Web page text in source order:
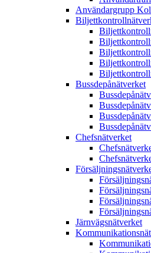
Användargrupp
Bussdepå­nätverket
Chefs­nätverket
Järnvägs­nätverket